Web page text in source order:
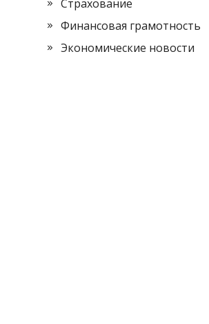
Страхование
Финансовая грамотность
Экономические новости